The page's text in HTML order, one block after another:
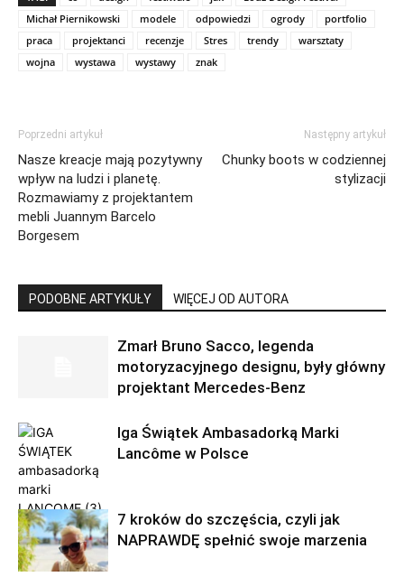
Michał Piernikowski
modele odpowiedzi ogrody
portfolio
praca
projektanci recenzje Stres trendy
warsztaty
wojna
wystawa wystawy znak
Poprzedni artykuł
Nasze kreacje mają pozytywny
wpływ na ludzi i planetę.
Rozmawiamy z projektantem
mebli Juannym Barcelo
Borgesem
Następny artykuł
Chunky boots w codziennej
stylizacji
PODOBNE ARTYKUŁY WIĘCEJ OD AUTORA
Zmarł Bruno Sacco, legenda
motoryzacyjnego designu, były główny
projektant Mercedes-Benz
Iga Świątek Ambasadorką Marki
Lancôme w Polsce
7 kroków do szczęścia, czyli jak
NAPRAWDĘ spełnić swoje marzenia